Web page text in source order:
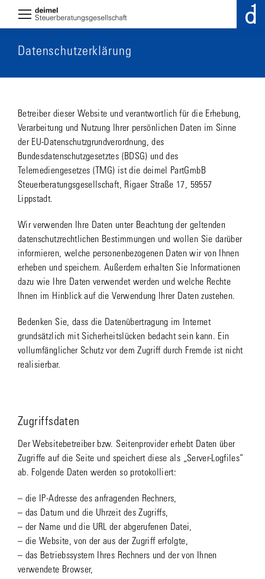
Datenschutzerklärung
Betreiber dieser Website und verantwortlich für die Erhebung,
Verarbeitung und Nutzung Ihrer persönlichen Daten im Sinne
der EU-Datenschutzgrundverordnung, des
Bundesdatenschutzgesetztes (BDSG) und des
Telemediengesetzes (TMG) ist die deimel PartGmbB
Steuerberatungsgesellschaft, Rigaer Straße 17, 59557
Lippstadt.
Wir verwenden Ihre Daten unter Beachtung der geltenden
datenschutzrechtlichen Bestimmungen und wollen Sie darüber
informieren, welche personenbezogenen Daten wir von Ihnen
erheben und speichern. Außerdem erhalten Sie Informationen
dazu wie Ihre Daten verwendet werden und welche Rechte
Ihnen im Hinblick auf die Verwendung Ihrer Daten zustehen.
Bedenken Sie, dass die Datenübertragung im Internet
grundsätzlich mit Sicherheitslücken bedacht sein kann. Ein
vollumfänglicher Schutz vor dem Zugriff durch Fremde ist nicht
realisierbar.
Zugriffsdaten
Der Websitebetreiber bzw. Seitenprovider erhebt Daten über
Zugriffe auf die Seite und speichert diese als „Server-Logfiles“
ab. Folgende Daten werden so protokolliert:
– die IP-Adresse des anfragenden Rechners,
– das Datum und die Uhrzeit des Zugriffs,
– der Name und die URL der abgerufenen Datei,
– die Website, von der aus der Zugriff erfolgte,
– das Betriebssystem Ihres Rechners und der von Ihnen
verwendete Browser,